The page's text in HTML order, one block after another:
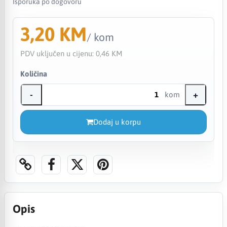
3,20 KM/ kom
PDV uključen u cijenu: 0,46 KM
Količina
- kom +
Dodaj u korpu
Opis